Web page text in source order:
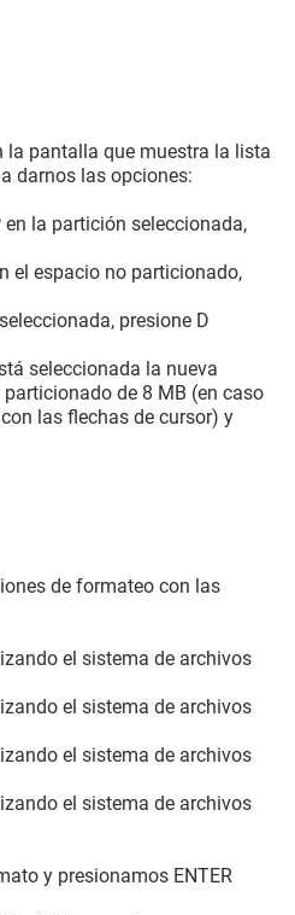
la pantalla que muestra la lista
darnos las opciones:
la partición seleccionada,
el espacio no particionado,
presione D
seleccionada la nueva
de 8 MB (en caso
las flechas de cursor) y
de formateo con las
el sistema de archivos
el sistema de archivos
el sistema de archivos
el sistema de archivos
y presionamos ENTER